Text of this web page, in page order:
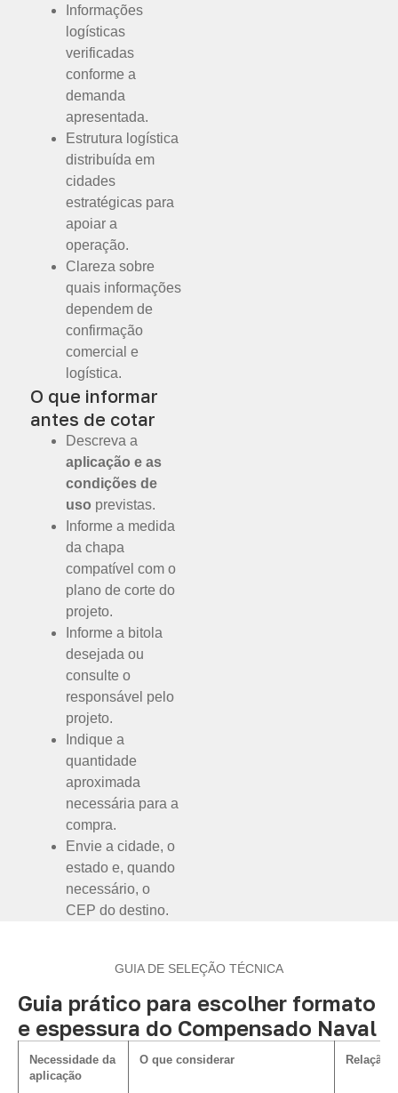
Informações
logísticas
verificadas
conforme a
demanda
apresentada.
Estrutura logística
distribuída em
cidades
estratégicas para
apoiar a
operação.
Clareza sobre
quais informações
dependem de
confirmação
comercial e
logística.
O que informar
antes de cotar
Descreva a
aplicação e as
condições de
uso previstas.
Informe a medida
da chapa
compatível com o
plano de corte do
projeto.
Informe a bitola
desejada ou
consulte o
responsável pelo
projeto.
Indique a
quantidade
aproximada
necessária para a
compra.
Envie a cidade, o
estado e, quando
necessário, o
CEP do destino.
GUIA DE SELEÇÃO TÉCNICA
Guia prático para escolher formato
e espessura do Compensado Naval
Necessidade da
aplicação
O que considerar Relação